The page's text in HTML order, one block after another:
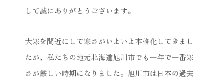
して誠にありがとうございます。
大寒を間近にして寒さがいよいよ本格化してきまし
たが、私たちの地元北海道旭川市でも一年で一番寒
さが厳しい時期になりました。旭川市は日本の過去